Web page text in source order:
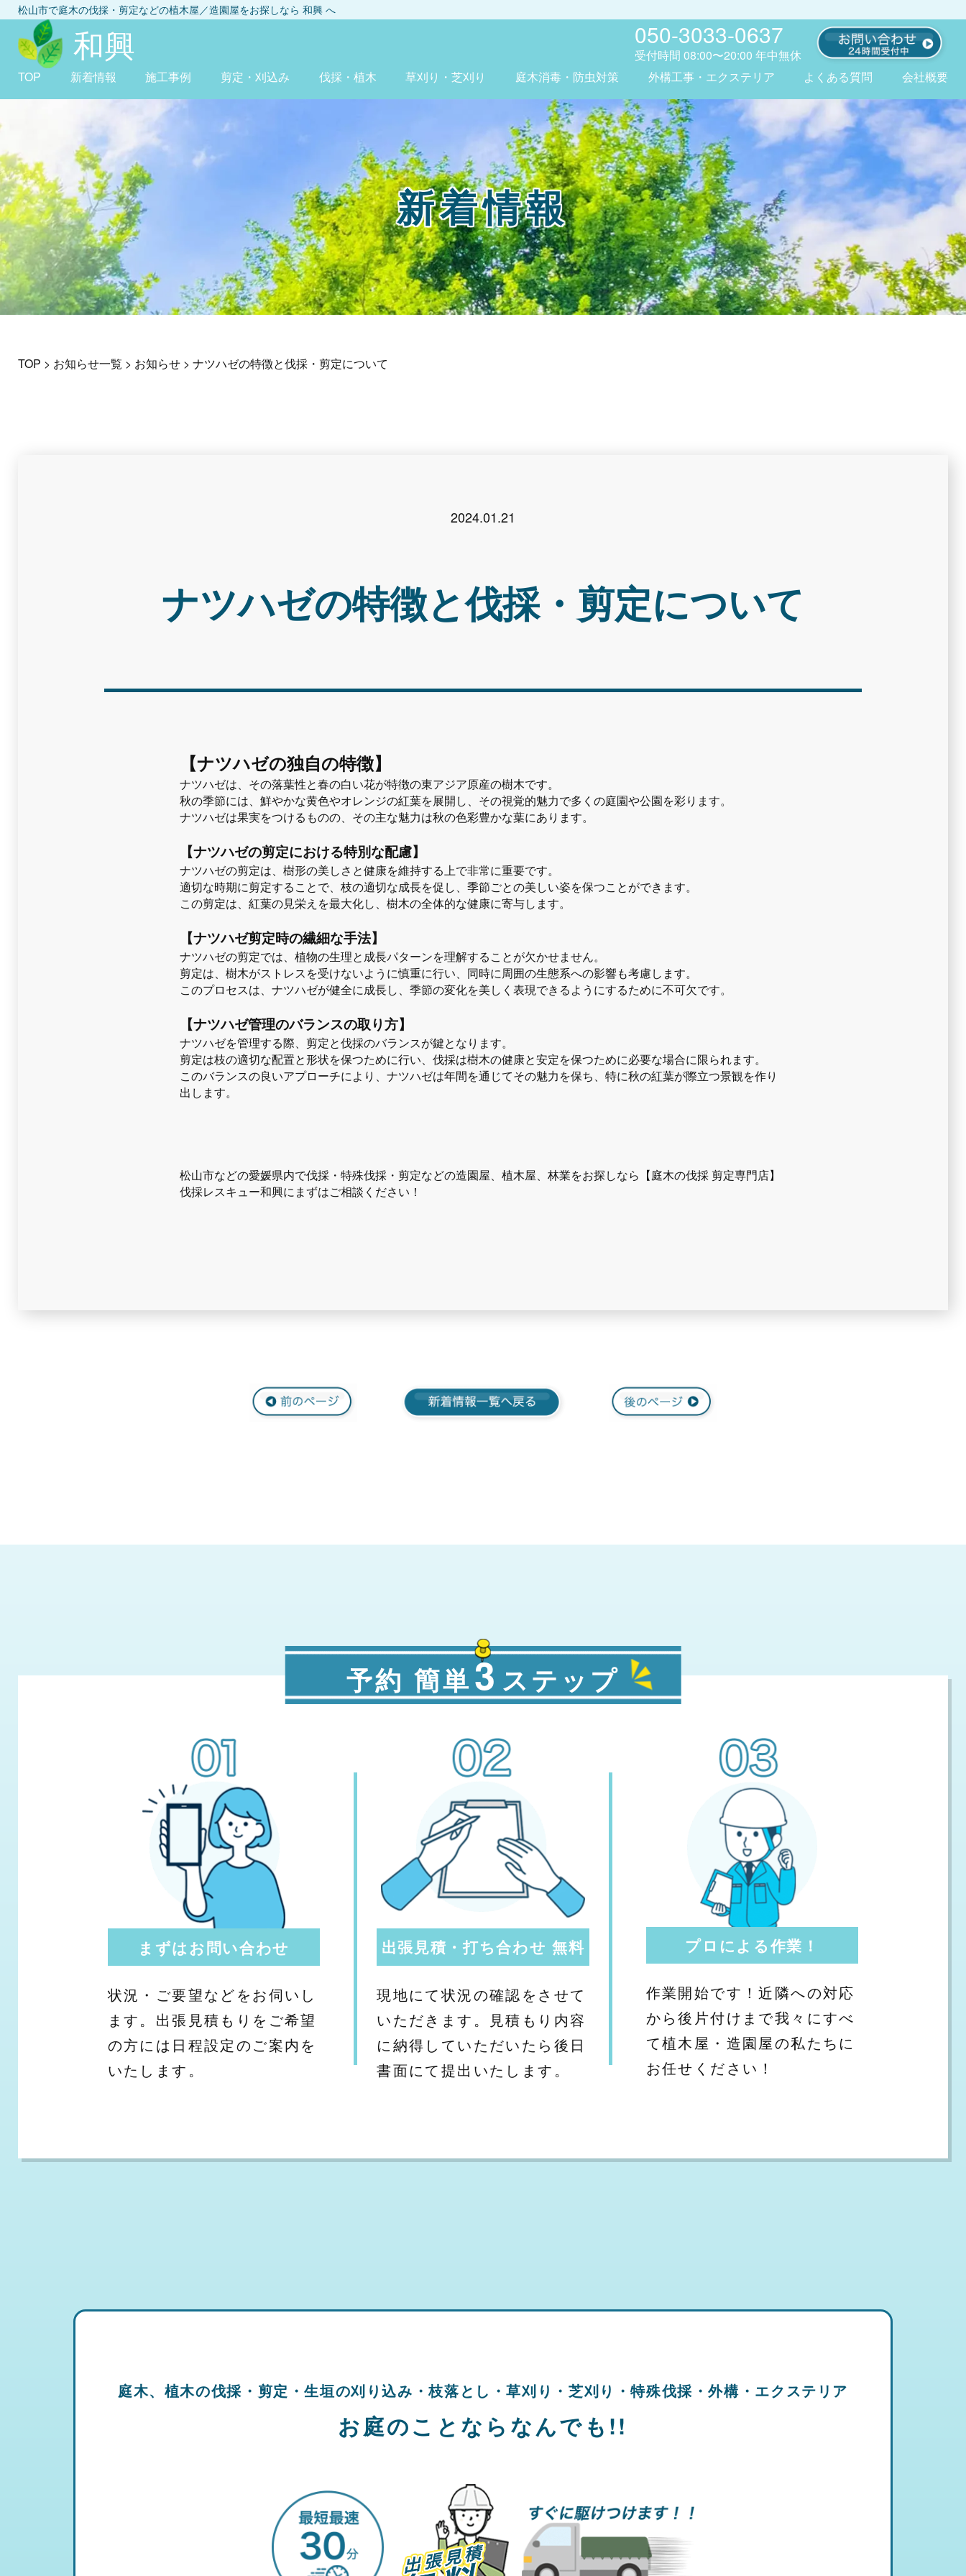
松山市で庭木の伐採・剪定などの植木屋／造園屋をお探しなら 和興 へ
和興 050-3033-0637
受付時間08:00〜20:00 年中無休
TOP
新着情報 施工事例 剪定・刈込み 伐採・植木 草刈り・芝刈り 庭木消毒・防虫対策 外構工事・エクステリア よくある質問 会社概要
新着情報
TOP > お知らせ一覧 > お知らせ > ナツハゼの特徴と伐採・剪定について
2024.01.21
ナツハゼの特徴と伐採・剪定について
【ナツハゼの独自の特徴】
ナツハゼは、その落葉性と春の白い花が特徴の東アジア原産の樹木です。
秋の季節には、鮮やかな黄色やオレンジの紅葉を展開し、その視覚的魅力で多くの庭園や公園を彩ります。
ナツハゼは果実をつけるものの、その主な魅力は秋の色彩豊かな葉にあります。
【ナツハゼの剪定における特別な配慮】
ナツハゼの剪定は、樹形の美しさと健康を維持する上で非常に重要です。
適切な時期に剪定することで、枝の適切な成長を促し、季節ごとの美しい姿を保つことができます。
この剪定は、紅葉の見栄えを最大化し、樹木の全体的な健康に寄与します。
【ナツハゼ剪定時の繊細な手法】
ナツハゼの剪定では、植物の生理と成長パターンを理解することが欠かせません。
剪定は、樹木がストレスを受けないように慎重に行い、同時に周囲の生態系への影響も考慮します。
このプロセスは、ナツハゼが健全に成長し、季節の変化を美しく表現できるようにするために不可欠です。
【ナツハゼ管理のバランスの取り方】
ナツハゼを管理する際、剪定と伐採のバランスが鍵となります。
剪定は枝の適切な配置と形状を保つために行い、伐採は樹木の健康と安定を保つために必要な場合に限られます。
このバランスの良いアプローチにより、ナツハゼは年間を通じてその魅力を保ち、特に秋の紅葉が際立つ景観を作り
出します。
松山市などの愛媛県内で伐採・特殊伐採・剪定などの造園屋、植木屋、林業をお探しなら【庭木の伐採 剪定専門店】
伐採レスキュー和興にまずはご相談ください！
予約 簡単3 ステップ
まずはお問い合わせ
状況・ご要望などをお伺いし
ます。出張見積もりをご希望
の方には日程設定のご案内を
いたします。
出張見積・打ち合わせ 無料
現地にて状況の確認をさせて
いただきます。見積もり内容
に納得していただいたら後日
書面にて提出いたします。
プロによる作業！
作業開始です！近隣への対応
から後片付けまで我々にすべ
て植木屋・造園屋の私たちに
お任せください！
庭木、植木の伐採・剪定・生垣の刈り込み・枝落とし・草刈り・ 芝刈り・特殊伐採・外構・エクステリア
お庭のことならなんでも!!